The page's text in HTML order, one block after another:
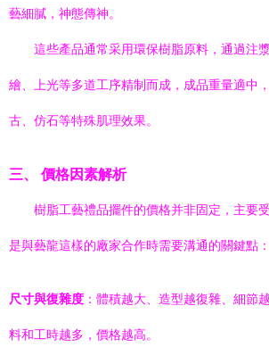
藝細膩，神態傳神。
這些產品通常采用環保樹脂原料，通過注
繪、上光等多道工序精制而成，成品重量適中
古、仿石等特殊肌理效果。
三、 價格因素解析
樹脂工藝禮品擺件的價格并非固定，主要
是與藝龍這樣的廠家合作時需要溝通的關鍵點：
尺寸與復雜度 ：體積越大、造型越復雜、細節
料和工時越多，價格越高。